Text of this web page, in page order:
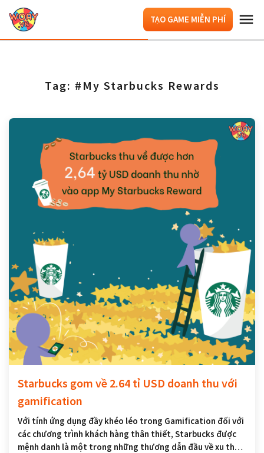
TẠO GAME MIỄN PHÍ
Tag: #My Starbucks Rewards
Starbucks gom về 2.64 tỉ USD doanh thu với
gamification
Với tính ứng dụng đầy khéo léo trong Gamification đối với
các chương trình khách hàng thân thiết, Starbucks được
mệnh danh là một trong những thương dẫn đầu về xu thế